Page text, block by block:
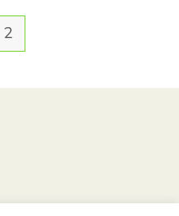
Pagina
2